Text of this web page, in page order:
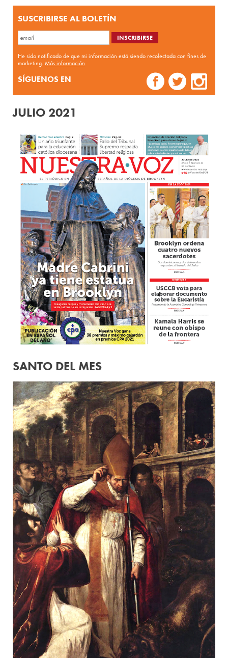
SUSCRIBIRSE AL BOLETÍN
He sido notificado de que mi información está siendo recolectada con fines de
marketing.Más información
SÍGUENOS EN
JULIO 2021
SANTO DEL MES